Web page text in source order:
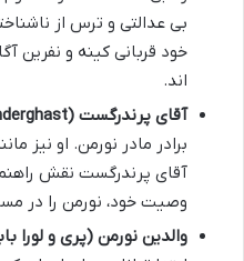
بی عدالتی و ترس از
خود قربانی کینه و نفرین
اند.
آقای پرندرگست (Mr. Prenderghast):
برادر مادر نورمن. او نیز
آقای پرندرگست نقش راهنما
وصیت خود، نورمن را در
والدین نورمن (پری و لورا